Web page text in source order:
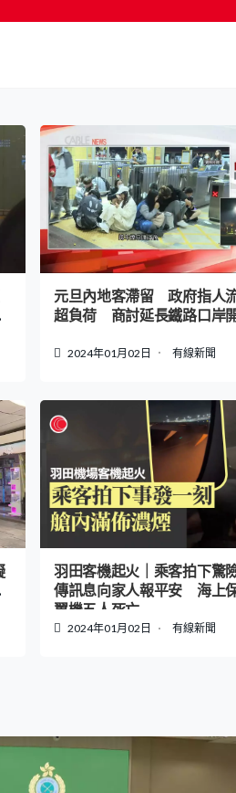
按輸入鍵開始搜尋
元旦內地客滯留 政府指人
超負荷 商討延長鐵路口岸
2024年01月02日 有線新聞
羽田客機起火｜乘客拍下驚
傳訊息向家人報平安 海上
翼機五人死亡
2024年01月02日 有線新聞